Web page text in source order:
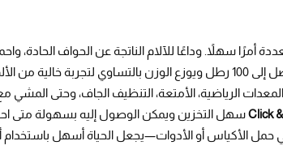
أمرًا سهلاً. وداعًا للآلام الناتجة عن الحواف الحادة،
من الألم.
الرياضية، الأمتعة، التنظيف الجاف، وحتى المشي
Clickسهل التخزين ويمكن الوصول إليه بسهولة متى
حمل الأكياس أو الأدوات—يجعل الحياة أسهل